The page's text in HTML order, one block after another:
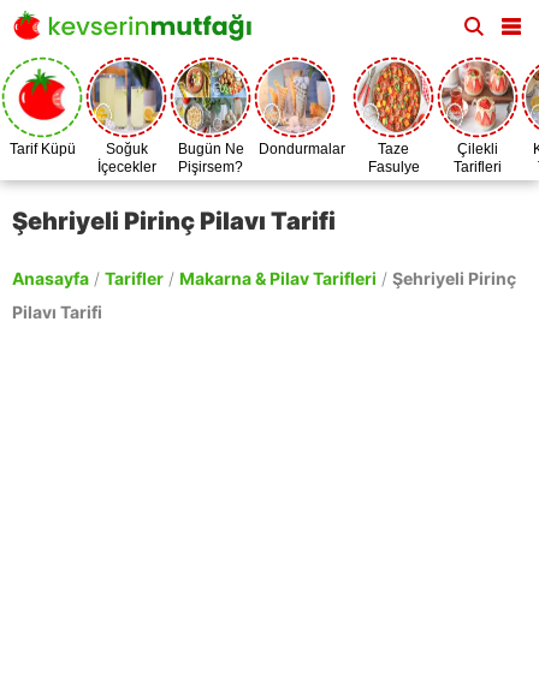
Tarif Küpü
Soğuk
İçecekler
Bugün Ne
Pişirsem?
Dondurmalar
Taze
Fasulye
Zamanı
Çilekli
Tarifleri
Şehriyeli Pirinç Pilavı Tarifi
Anasayfa / Tarifler / Makarna & Pilav Tarifleri / Şehriyeli Pirinç
Pilavı Tarifi